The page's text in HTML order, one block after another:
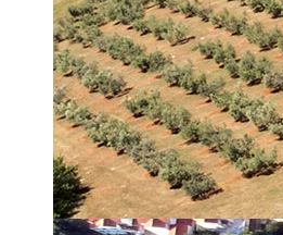
Izvještavanje po uredbi
Projekti Instituta
Dialogue4Tourism
REVIVE
WASTEREDUCE
MITOMED+
WINTERMED
CASTWATER
INHERIT